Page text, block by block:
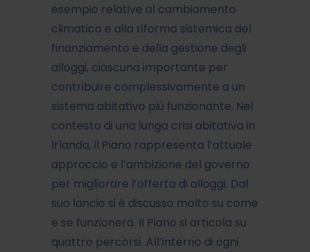
esempio relative al cambiamento
climatico e alla riforma sistemica del
finanziamento e della gestione degli
alloggi, ciascuna importante per
contribuire complessivamente a un
sistema abitativo più funzionante. Nel
contesto di una lunga crisi abitativa in
Irlanda, il Piano rappresenta l’attuale
approccio e l’ambizione del governo
per migliorare l’offerta di alloggi. Dal
suo lancio si è discusso molto su come
e se funzionerà. Il Piano si articola su
quattro percorsi. All’interno di ogni